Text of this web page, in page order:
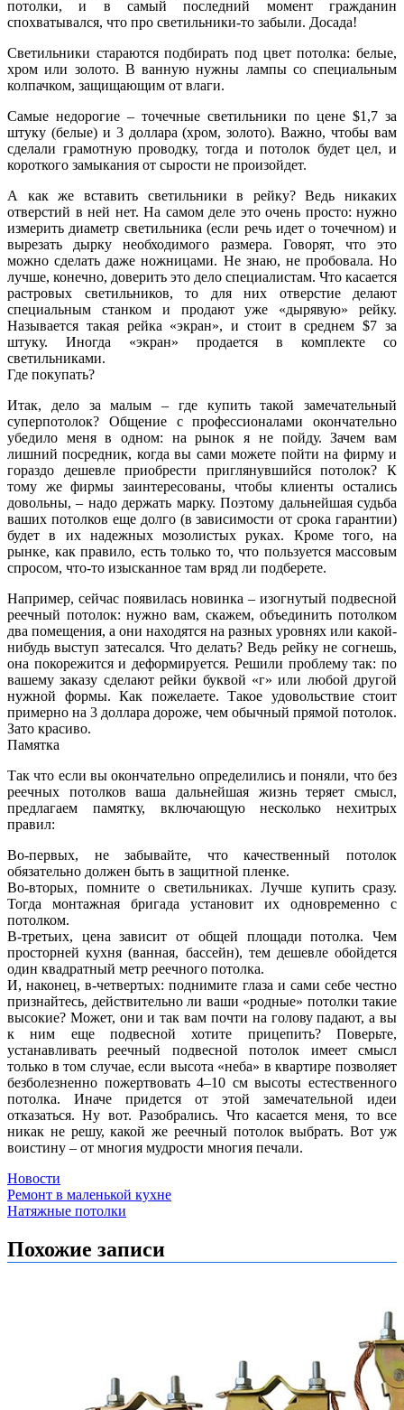
потолки, и в самый последний момент гражданин
спохватывался, что про светильники-то забыли. Досада!
Светильники стараются подбирать под цвет потолка: белые,
хром или золото. В ванную нужны лампы со специальным
колпачком, защищающим от влаги.
Самые недорогие – точечные светильники по цене $1,7 за
штуку (белые) и 3 доллара (хром, золото). Важно, чтобы вам
сделали грамотную проводку, тогда и потолок будет цел, и
короткого замыкания от сырости не произойдет.
А как же вставить светильники в рейку? Ведь никаких
отверстий в ней нет. На самом деле это очень просто: нужно
измерить диаметр светильника (если речь идет о точечном) и
вырезать дырку необходимого размера. Говорят, что это
можно сделать даже ножницами. Не знаю, не пробовала. Но
лучше, конечно, доверить это дело специалистам. Что касается
растровых светильников, то для них отверстие делают
специальным станком и продают уже «дырявую» рейку.
Называется такая рейка «экран», и стоит в среднем $7 за
штуку. Иногда «экран» продается в комплекте со
светильниками.
Где покупать?
Итак, дело за малым – где купить такой замечательный
суперпотолок? Общение с профессионалами окончательно
убедило меня в одном: на рынок я не пойду. Зачем вам
лишний посредник, когда вы сами можете пойти на фирму и
гораздо дешевле приобрести приглянувшийся потолок? К
тому же фирмы заинтересованы, чтобы клиенты остались
довольны, – надо держать марку. Поэтому дальнейшая судьба
ваших потолков еще долго (в зависимости от срока гарантии)
будет в их надежных мозолистых руках. Кроме того, на
рынке, как правило, есть только то, что пользуется массовым
спросом, что-то изысканное там вряд ли подберете.
Например, сейчас появилась новинка – изогнутый подвесной
реечный потолок: нужно вам, скажем, объединить потолком
два помещения, а они находятся на разных уровнях или какой-
нибудь выступ затесался. Что делать? Ведь рейку не согнешь,
она покорежится и деформируется. Решили проблему так: по
вашему заказу сделают рейки буквой «г» или любой другой
нужной формы. Как пожелаете. Такое удовольствие стоит
примерно на 3 доллара дороже, чем обычный прямой потолок.
Зато красиво.
Памятка
Так что если вы окончательно определились и поняли, что без
реечных потолков ваша дальнейшая жизнь теряет смысл,
предлагаем памятку, включающую несколько нехитрых
правил:
Во-первых, не забывайте, что качественный потолок
обязательно должен быть в защитной пленке.
Во-вторых, помните о светильниках. Лучше купить сразу.
Тогда монтажная бригада установит их одновременно с
потолком.
В-третьих, цена зависит от общей площади потолка. Чем
просторней кухня (ванная, бассейн), тем дешевле обойдется
один квадратный метр реечного потолка.
И, наконец, в-четвертых: поднимите глаза и сами себе честно
признайтесь, действительно ли ваши «родные» потолки такие
высокие? Может, они и так вам почти на голову падают, а вы
к ним еще подвесной хотите прицепить? Поверьте,
устанавливать реечный подвесной потолок имеет смысл
только в том случае, если высота «неба» в квартире позволяет
безболезненно пожертвовать 4–10 см высоты естественного
потолка. Иначе придется от этой замечательной идеи
отказаться. Ну вот. Разобрались. Что касается меня, то все
никак не решу, какой же реечный потолок выбрать. Вот уж
воистину – от многия мудрости многия печали.
Новости
Навигация
по
записям
Ремонт в маленькой кухне
Натяжные потолки
Похожие записи